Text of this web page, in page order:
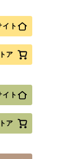
イト
ア
イト
ア